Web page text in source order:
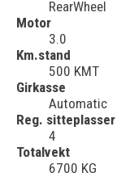
RearWheel
Motor
3.0
Km.stand
500 KMT
Girkasse
Automatic
Reg. sitteplasser
4
Totalvekt
6700 KG